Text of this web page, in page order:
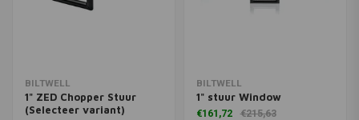
BILTWELL
1" ZED Chopper Stuur
(Selecteer variant)
BILTWELL
1" stuur Window
€161,72 €215,63